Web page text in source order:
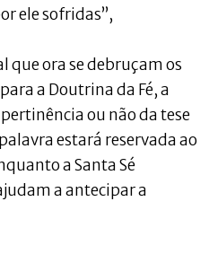
ele sofridas”,
que ora se debruçam os
a Doutrina da Fé, a
ou não da tese
estará reservada ao
a Santa Sé
a antecipar a